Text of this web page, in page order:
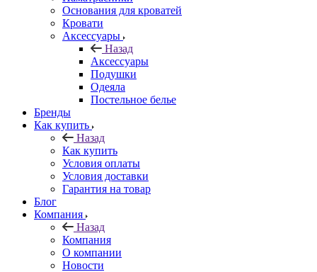
Основания для кроватей
Кровати
Аксессуары
Назад
Аксессуары
Подушки
Одеяла
Постельное белье
Бренды
Как купить
Назад
Как купить
Условия оплаты
Условия доставки
Гарантия на товар
Блог
Компания
Назад
Компания
О компании
Новости